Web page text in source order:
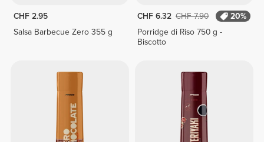
CHF 2.95
Salsa Barbecue Zero 355 g
CHF 6.32 CHF 7.90
20%
Porridge di Riso 750 g -
Biscotto